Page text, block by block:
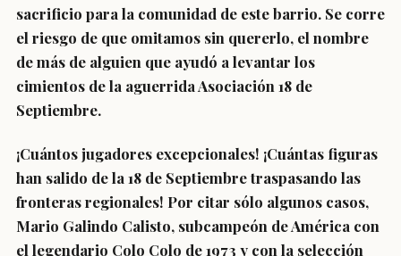
sacrificio para la comunidad de este barrio. Se corre
el riesgo de que omitamos sin quererlo, el nombre
de más de alguien que ayudó a levantar los
cimientos de la aguerrida Asociación 18 de
Septiembre.
¡Cuántos jugadores excepcionales! ¡Cuántas figuras
han salido de la 18 de Septiembre traspasando las
fronteras regionales! Por citar sólo algunos casos,
Mario Galindo Calisto, subcampeón de América con
el legendario Colo Colo de 1973 y con la selección